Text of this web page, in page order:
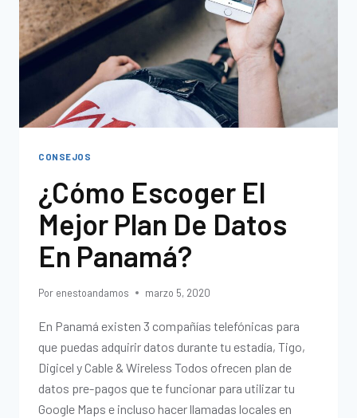
CONSEJOS
¿Cómo Escoger El
Mejor Plan De Datos
En Panamá?
Por enestoandamos marzo 5, 2020
En Panamá existen 3 compañías telefónicas para
que puedas adquirir datos durante tu estadía, Tigo,
Digicel y Cable & Wireless Todos ofrecen plan de
datos pre-pagos que te funcionar para utilizar tu
Google Maps e incluso hacer llamadas locales en